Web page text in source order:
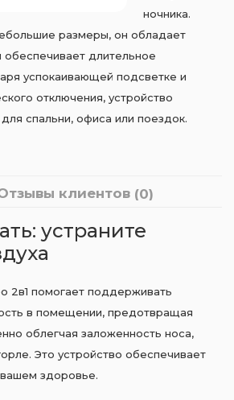
ночника.
размеры, он обладает
длительное
успокаивающей подсветке и
отключения, устройство
спальни, офиса или поездок.
клиентов (0)
устраните
2в1 помогает поддерживать
в помещении, предотвращая
облегчая заложенность носа,
Это устройство обеспечивает
здоровье.